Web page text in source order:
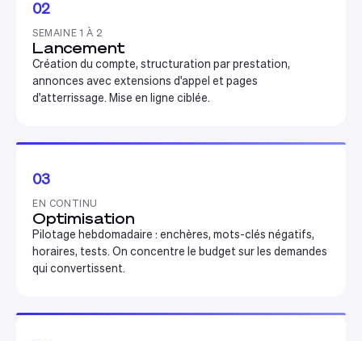
02
SEMAINE 1 À 2
Lancement
Création du compte, structuration par prestation,
annonces avec extensions d'appel et pages
d'atterrissage. Mise en ligne ciblée.
03
EN CONTINU
Optimisation
Pilotage hebdomadaire : enchères, mots-clés négatifs,
horaires, tests. On concentre le budget sur les demandes
qui convertissent.